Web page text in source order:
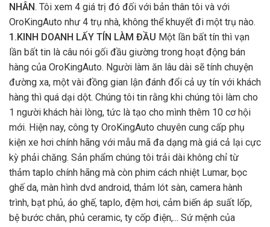
NHÂN. Tôi xem 4 giá trị đó đối với bản thân tôi và với
OroKingAuto như 4 trụ nhà, không thể khuyết đi một trụ nào.
1.KINH DOANH LẤY TÍN LÀM ĐẦU Một lần bất tín thì vạn
lần bất tin là câu nói gối đầu giường trong hoạt động bán
hàng của OroKingAuto. Người làm ăn lâu dài sẽ tính chuyện
đường xa, một vài đồng gian lận đánh đổi cả uy tín với khách
hàng thì quá dại dột. Chúng tôi tin rằng khi chúng tôi làm cho
1 người khách hài lòng, tức là tạo cho mình thêm 10 cơ hội
mới. Hiện nay, công ty OroKingAuto chuyên cung cấp phụ
kiện xe hơi chính hãng với mẫu mã đa dạng mà giá cả lại cực
kỳ phải chăng. Sản phẩm chúng tôi trải dài không chỉ từ
thảm taplo chính hãng mà còn phim cách nhiệt Lumar, bọc
ghế da, màn hình dvd android, thảm lót sàn, camera hành
trình, bạt phủ, áo ghế, taplo, đệm hơi, cảm biến áp suất lốp,
bệ bước chân, phủ ceramic, ty cốp điện,... Sứ mệnh của